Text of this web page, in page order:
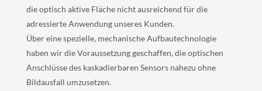
die optisch aktive Fläche nicht ausreichend für die
adressierte Anwendung unseres Kunden.
Über eine spezielle, mechanische Aufbautechnologie
haben wir die Voraussetzung geschaffen, die optischen
Anschlüsse des kaskadierbaren Sensors nahezu ohne
Bildausfall umzusetzen.